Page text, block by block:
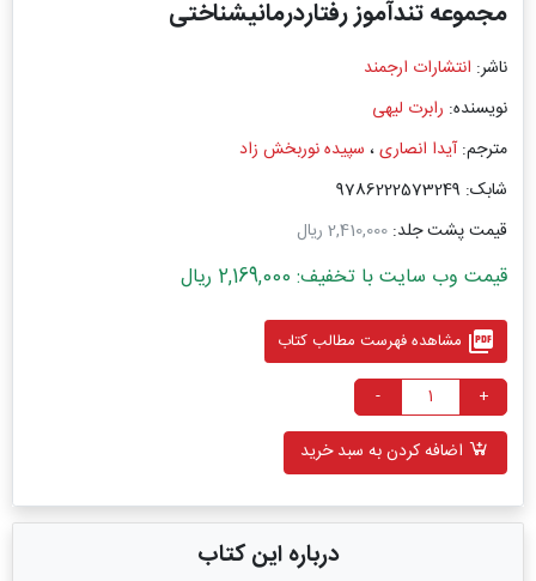
مجموعه تند‌آموز رفتاردرمانیشناختی
ناشر: انتشارات ارجمند
نویسنده: رابرت لیهی
مترجم:آیدا انصاری، سپیده نوربخش زاد
شابک: 9786222573249
قیمت پشت جلد: 2,410,000 ریال
قیمت وب سایت با تخفیف: 2,169,000 ریال
picture_as_pdf مشاهده فهرست مطالب کتاب
+
-
اضافه کردن به سبد خرید
درباره این کتاب